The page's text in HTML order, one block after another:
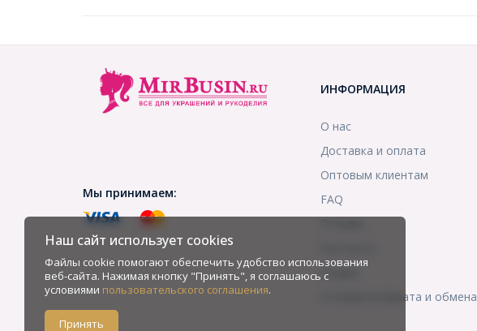
Мы принимаем:
ИНФОРМАЦИЯ
О нас
Доставка и оплата
Оптовым клиентам
FAQ
Скидки
Условия возврата и обмена
Наш сайт использует cookies
Файлы cookie помогают обеспечить удобство использования
веб-сайта. Нажимая кнопку "Принять", я соглашаюсь с
условиями пользовательского соглашения.
Принять